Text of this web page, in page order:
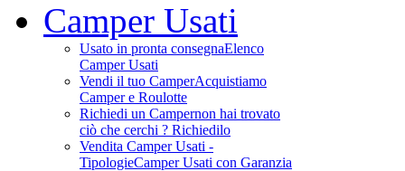
Camper Usati
Usato in pronta consegnaElenco
Camper Usati
Vendi il tuo CamperAcquistiamo
Camper e Roulotte
Richiedi un Campernon hai trovato
ciò che cerchi ? Richiedilo
Vendita Camper Usati -
TipologieCamper Usati con Garanzia